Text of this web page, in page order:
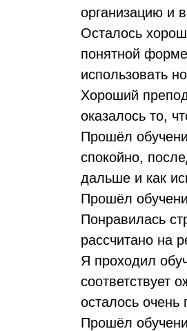
организацию и
Осталось
понятной
использовать
Хороший
оказалось то,
Прошёл
спокойно,
дальше и как
Прошёл
Понравилась
рассчитано на
Я проходил
соответствует
осталось очень
Прошёл